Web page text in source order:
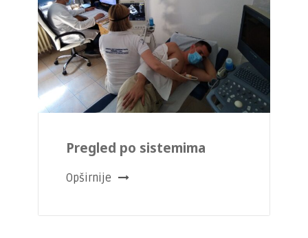
Pregled po sistemima
Opširnije